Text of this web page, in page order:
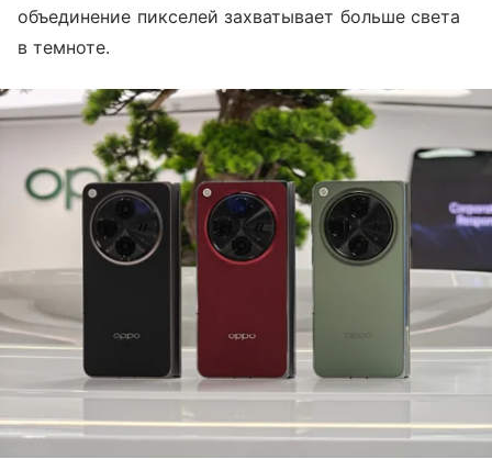
объединение пикселей захватывает больше света
в темноте.